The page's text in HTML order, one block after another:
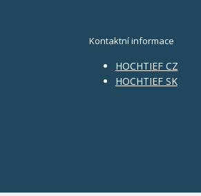
Kontaktní informace
HOCHTIEF CZ
HOCHTIEF SK